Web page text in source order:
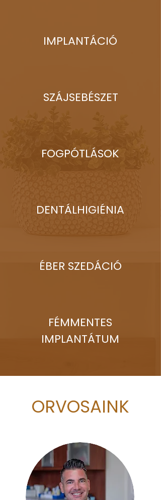
IMPLANTÁCIÓ
SZÁJSEBÉSZET
FOGPÓTLÁSOK
DENTÁLHIGIÉNIA
ÉBER SZEDÁCIÓ
FÉMMENTES
IMPLANTÁTUM
ORVOSAINK